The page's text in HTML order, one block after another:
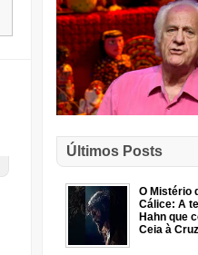
Últimos Posts
O Mistério
Cálice: A
Hahn que
Ceia à Cruz